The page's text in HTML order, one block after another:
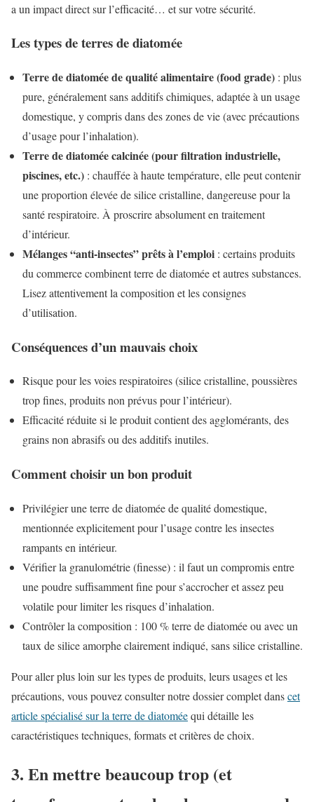
a un impact direct sur l’efficacité… et sur votre sécurité.
Les types de terres de diatomée
Terre de diatomée de qualité alimentaire (food grade) : plus
pure, généralement sans additifs chimiques, adaptée à un usage
domestique, y compris dans des zones de vie (avec précautions
d’usage pour l’inhalation).
Terre de diatomée calcinée (pour filtration industrielle,
piscines, etc.) : chauffée à haute température, elle peut contenir
une proportion élevée de silice cristalline, dangereuse pour la
santé respiratoire. À proscrire absolument en traitement
d’intérieur.
Mélanges “anti-insectes” prêts à l’emploi : certains produits
du commerce combinent terre de diatomée et autres substances.
Lisez attentivement la composition et les consignes
d’utilisation.
Conséquences d’un mauvais choix
Risque pour les voies respiratoires (silice cristalline, poussières
trop fines, produits non prévus pour l’intérieur).
Efficacité réduite si le produit contient des agglomérants, des
grains non abrasifs ou des additifs inutiles.
Comment choisir un bon produit
Privilégier une terre de diatomée de qualité domestique,
mentionnée explicitement pour l’usage contre les insectes
rampants en intérieur.
Vérifier la granulométrie (finesse) : il faut un compromis entre
une poudre suffisamment fine pour s’accrocher et assez peu
volatile pour limiter les risques d’inhalation.
Contrôler la composition : 100 % terre de diatomée ou avec un
taux de silice amorphe clairement indiqué, sans silice cristalline.
Pour aller plus loin sur les types de produits, leurs usages et les
précautions, vous pouvez consulter notre dossier complet danscet
article spécialisé sur la terre de diatoméequi détaille les
caractéristiques techniques, formats et critères de choix.
3. En mettre beaucoup trop (et